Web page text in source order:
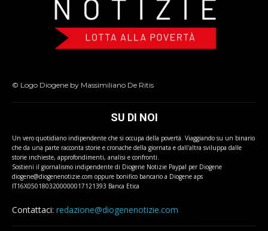
© Logo Diogene by Massimiliano De Ritis
SU DI NOI
Un vero quotidiano indipendente che si occupa della povertà. Viaggiando su un binario
che da una parte racconta storie e cronache della giornata e dall'altra sviluppa dalle
storie inchieste, approfondimenti, analisi e confronti.
Sostieni il giornalismo indipendente di Diogene Notizie Paypal per Diogene
diogene@diogenenotizie.com oppure bonifico bancario a Diogene aps
IT16X0501803200000017121393 Banca Etica
Contattaci: redazione@diogenenotizie.com